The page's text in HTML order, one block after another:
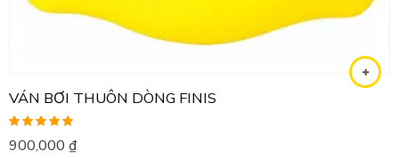
VÁN BƠI THUÔN DÒNG FINIS
Được xếp
hạng5.005
900,000 ₫